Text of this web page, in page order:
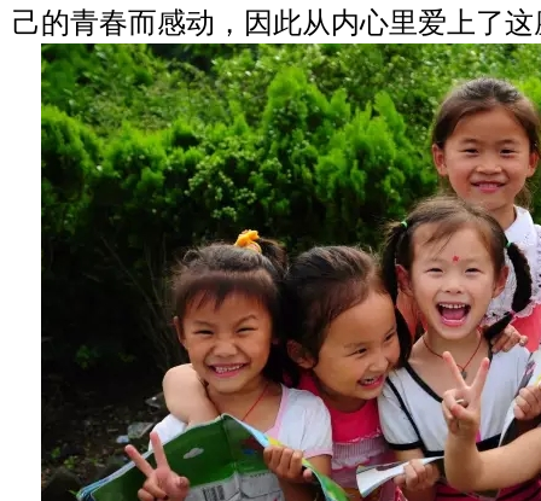
己的青春而感动，因此从内心里爱上了